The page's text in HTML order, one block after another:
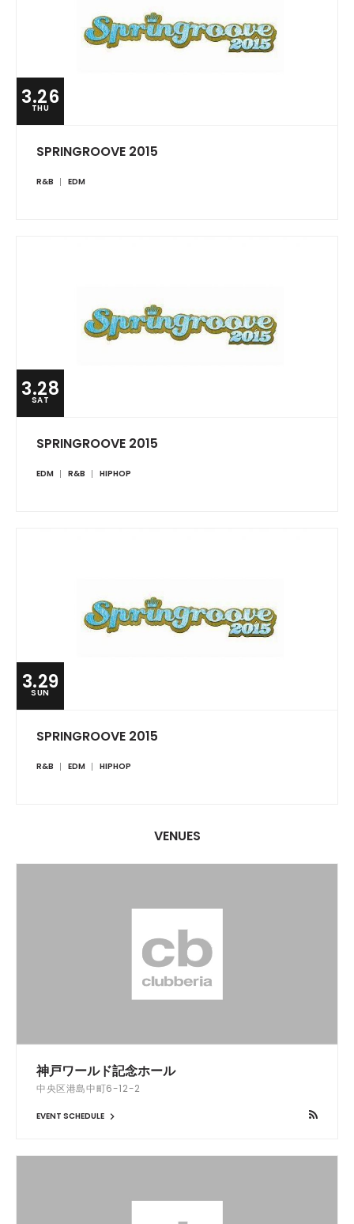
3.26
THU
SPRINGROOVE 2015
R&B EDM
3.28
SAT
SPRINGROOVE 2015
EDM R&B HIPHOP
3.29
SUN
SPRINGROOVE 2015
R&B EDM HIPHOP
VENUES
神戸ワールド記念ホール
中央区港島中町6-12-2
EVENT SCHEDULE